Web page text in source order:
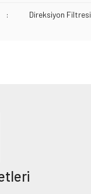
: Direksiyon Filtresi